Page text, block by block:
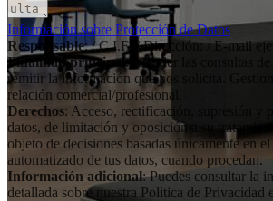
Información sobre Protección de Datos
Responsable: / C.I.F: / Dirección: / E-mail
Finalidad principal: Atender las consultas de
remitir la información que nos solicita.
relación comercial/profesional.
Derechos: Acceso, rectificación, supresión y
datos, de limitación y oposición a su
objeto de decisiones basadas únicamente en
automatizado de tus datos, cuando procedan.
Información adicional: Puedes consultar la
detallada sobre nuestra Política de Privacidad